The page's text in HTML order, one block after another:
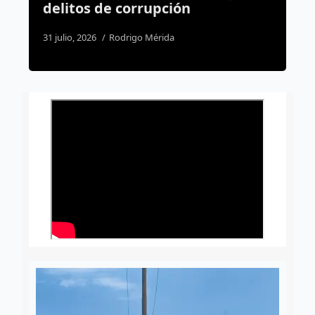
más duras para accidentes